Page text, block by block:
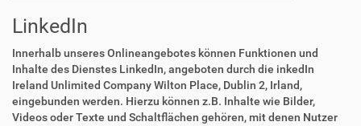
LinkedIn
Innerhalb unseres Onlineangebotes können Funktionen und
Inhalte des Dienstes LinkedIn, angeboten durch die inkedIn
Ireland Unlimited Company Wilton Place, Dublin 2, Irland,
eingebunden werden. Hierzu können z.B. Inhalte wie Bilder,
Videos oder Texte und Schaltflächen gehören, mit denen Nutzer